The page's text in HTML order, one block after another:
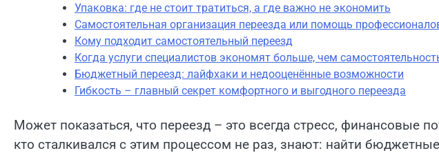
Упаковка: где не стоит тратиться, а где важно не экономить
Самостоятельная организация переезда или помощь
Кому подходит самостоятельный переезд
Когда услуги специалистов экономят больше, чем
Бюджетный переезд: лайфхаки и недооценённые возможности
Гибкость – главный секрет комфортного и выгодного переезда
Может показаться, что переезд – это всегда стресс, финансовые
кто сталкивался с этим процессом не раз, знают: найти